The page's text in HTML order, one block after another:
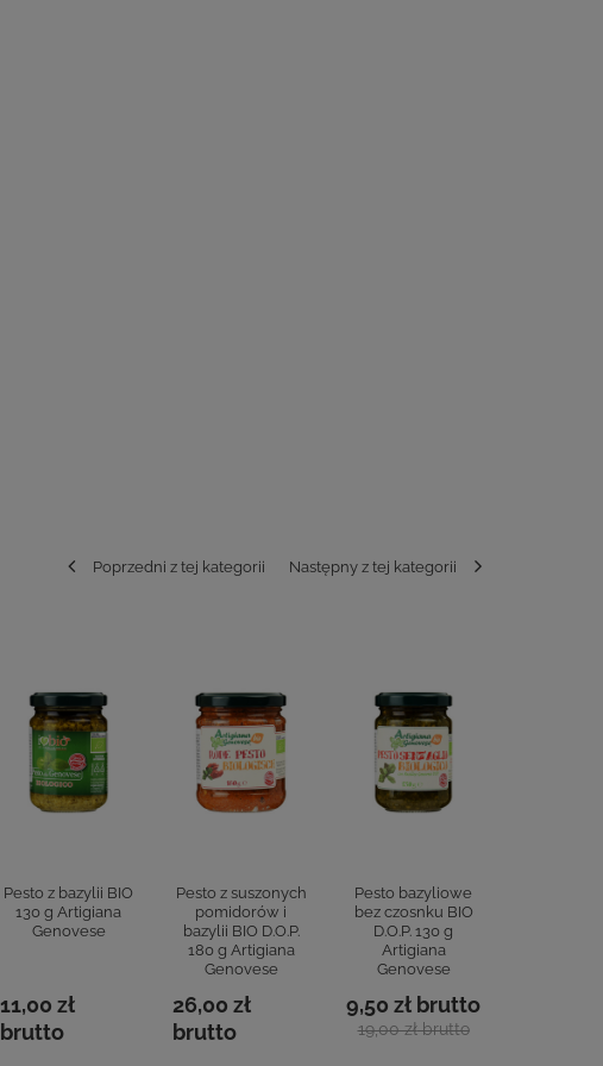
Poprzedni z tej kategorii
Pesto z bazylii BIO
130 g Artigiana
Genovese
11,00 zł
brutto
Pesto z suszonych
pomidorów i
bazylii BIO D.O.P.
180 g Artigiana
Genovese
26,00 zł
brutto
Pesto bazyliowe
bez czosnku BIO
D.O.P. 130 g
Artigiana
Genovese
19,00 złbrutto
9,50 zł brutto
Następny z tej kategorii